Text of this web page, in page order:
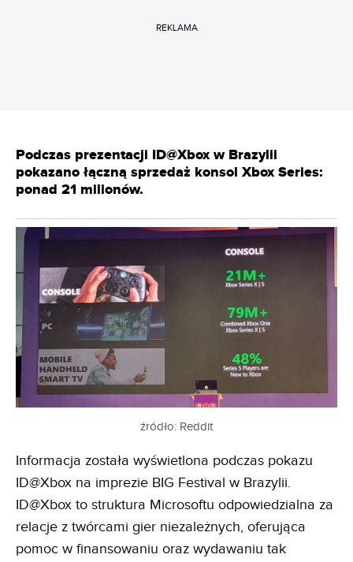
REKLAMA
Podczas prezentacji ID@Xbox w Brazylii
pokazano łączną sprzedaż konsol Xbox Series:
ponad 21 milionów.
źródło: Reddit
Informacja została wyświetlona podczas pokazu
ID@Xbox na imprezie BIG Festival w Brazylii.
ID@Xbox to struktura Microsoftu odpowiedzialna za
relacje z twórcami gier niezależnych, oferująca
pomoc w finansowaniu oraz wydawaniu tak